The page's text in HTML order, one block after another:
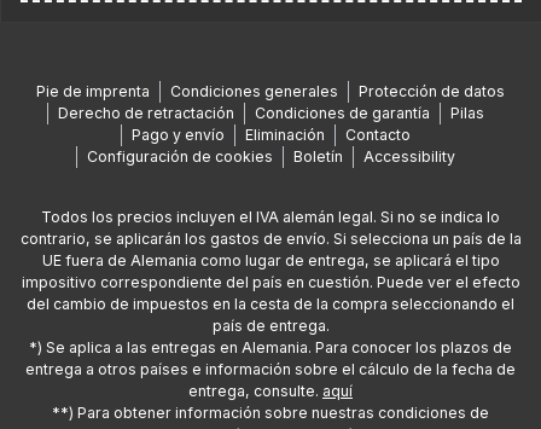
Pie de imprenta Condiciones generales
Protección de datos
Derecho de retractación
Condiciones de garantía
Pilas
Pago y envío
Eliminación
Contacto
Configuración de cookies
Boletín Accessibility
Todos los precios incluyen el IVA alemán legal. Si no se indica lo
contrario, se aplicarán los gastos de envío. Si selecciona un país de la
UE fuera de Alemania como lugar de entrega, se aplicará el tipo
impositivo correspondiente del país en cuestión. Puede ver el efecto
del cambio de impuestos en la cesta de la compra seleccionando el
país de entrega.
*) Se aplica a las entregas en Alemania. Para conocer los plazos de
entrega a otros países e información sobre el cálculo de la fecha de
entrega, consulte. aquí
**) Para obtener información sobre nuestras condiciones de